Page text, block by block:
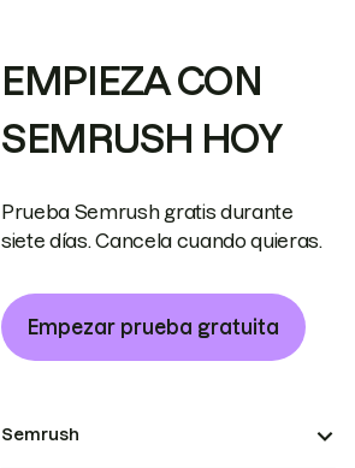
EMPIEZA CON
SEMRUSH HOY
Prueba Semrush gratis durante
siete días. Cancela cuando quieras.
Empezar prueba gratuita
Semrush